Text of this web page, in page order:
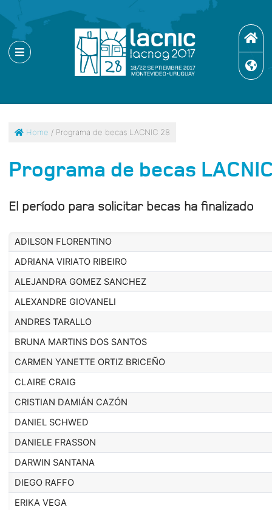
Home / Programa de becas LACNIC 28
Programa de becas
El período para solicitar becas ha finalizado
ADILSON FLORENTINO
ADRIANA VIRIATO RIBEIRO
ALEJANDRA GOMEZ SANCHEZ
ALEXANDRE GIOVANELI
ANDRES TARALLO
BRUNA MARTINS DOS SANTOS
CARMEN YANETTE ORTIZ BRICEÑO
CLAIRE CRAIG
CRISTIAN DAMIÁN CAZÓN
DANIEL SCHWED
DANIELE FRASSON
DARWIN SANTANA
DIEGO RAFFO
ERIKA VEGA